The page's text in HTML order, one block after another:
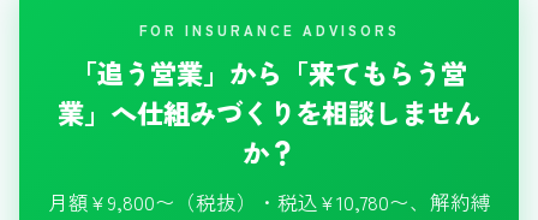
FOR INSURANCE ADVISORS
「追う営業」から「来てもらう営
業」へ仕組みづくりを相談しません
か？
月額¥9,800〜（税抜）・税込¥10,780〜、解約縛